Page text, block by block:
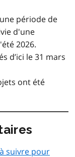
période de
d'une
2026.
d’ici le 31 mars
ont été
suivre pour